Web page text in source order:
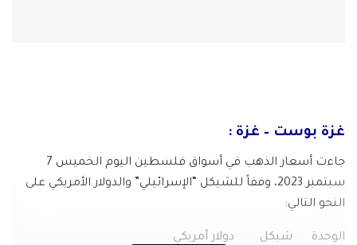
غزة بوست – غزة :
جاءت أسعار الذهب في أسواق فلسطين اليوم الخميس 7
سبتمبر 2023، وفقاً للشيكل “الإسرائيلي” والدولار الأمريكي على
النحو التالي:
الوحدة شيكل دولار أمريكي